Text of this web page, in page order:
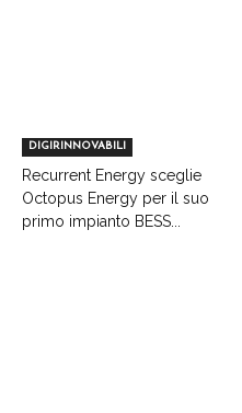
DIGIRINNOVABILI
Recurrent Energy sceglie
Octopus Energy per il suo
primo impianto BESS...